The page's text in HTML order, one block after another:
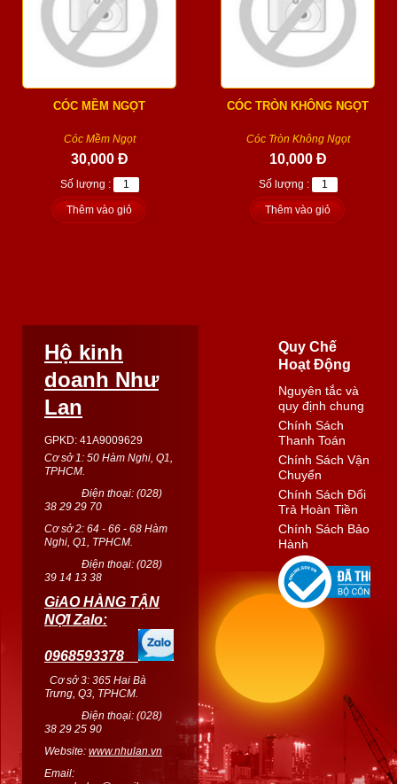
CÓC MỀM NGỌT
Cóc Mềm Ngọt
30,000 Đ
Số lượng :
Thêm vào giỏ
CÓC TRÒN KHÔNG NGỌT
Cóc Tròn Không Ngọt
10,000 Đ
Số lượng :
Thêm vào giỏ
Hộ kinh
doanh Như
Lan
GPKD: 41A9009629
Cơ sở 1: 50 Hàm Nghi, Q1,
TPHCM.
Điện thoại: (028)
38 29 29 70
Cơ sở 2: 64 - 66 - 68 Hàm
Nghi, Q1, TPHCM.
Điện thoại: (028)
39 14 13 38
GiAO HÀNG TẬN
NỢI Zalo:
0968593378
Cơ sở 3: 365 Hai Bà
Trưng, Q3, TPHCM.
Điện thoại: (028)
38 29 25 90
Website: www.nhulan.vn
Email:
Quy Chế
Hoạt Động
Nguyên tắc và
quy định chung
Chính Sách
Thanh Toán
Chính Sách Vận
Chuyển
Chính Sách Đổi
Trả Hoàn Tiền
Chính Sách Bảo
Hành